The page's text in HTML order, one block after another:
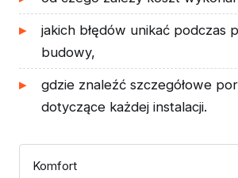
jakich błędów unikać podczas
budowy,
gdzie znaleźć szczegółowe
dotyczące każdej instalacji.
Komfort